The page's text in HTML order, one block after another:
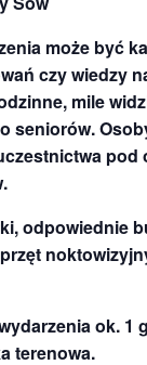
może być
czy wiedzy
mile
seniorów.
pod
odpowiednie
ok. 1
terenowa.